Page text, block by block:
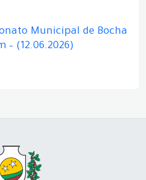
Municipal de Bocha
– (12.06.2026)